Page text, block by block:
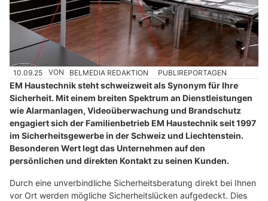
10.09.25 VON BELMEDIA REDAKTION PUBLIREPORTAGEN
EM Haustechnik steht schweizweit als Synonym für Ihre
Sicherheit. Mit einem breiten Spektrum an Dienstleistungen
wie Alarmanlagen, Videoüberwachung und Brandschutz
engagiert sich der Familienbetrieb EM Haustechnik seit 1997
im Sicherheitsgewerbe in der Schweiz und Liechtenstein.
Besonderen Wert legt das Unternehmen auf den
persönlichen und direkten Kontakt zu seinen Kunden.
Durch eine unverbindliche Sicherheitsberatung direkt bei Ihnen
vor Ort werden mögliche Sicherheitslücken aufgedeckt. Dies